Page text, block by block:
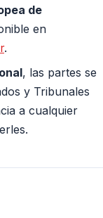
de
en
.
, las partes se
y Tribunales
a cualquier